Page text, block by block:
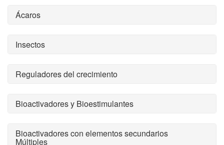
Ácaros
Insectos
Reguladores del crecimiento
Bioactivadores y Bioestimulantes
Bioactivadores con elementos secundarios
Múltiples